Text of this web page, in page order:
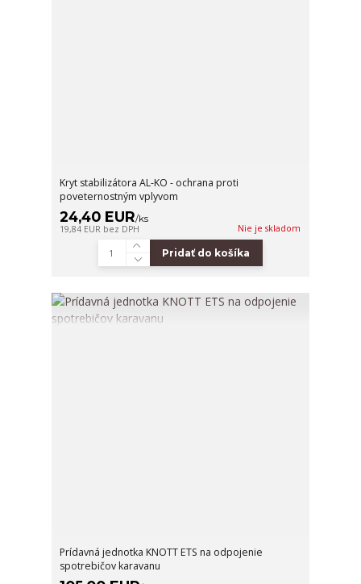
Kryt stabilizátora AL-KO - ochrana proti
poveternostným vplyvom
24,40 EUR/ks
19,84 EUR bez DPH Nie je skladom
Pridať do košíka
Prídavná jednotka KNOTT ETS na odpojenie
spotrebičov karavanu